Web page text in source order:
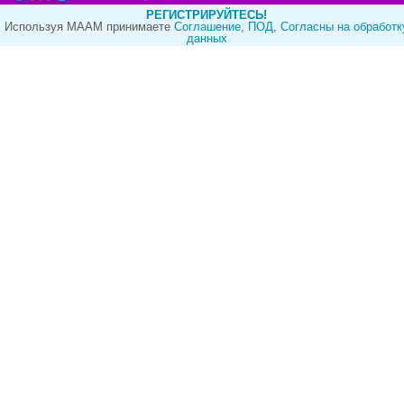
РЕГИСТРИРУЙТЕСЬ!
Используя МААМ принимаете Cоглашение, ПОД, Согласны на
данных